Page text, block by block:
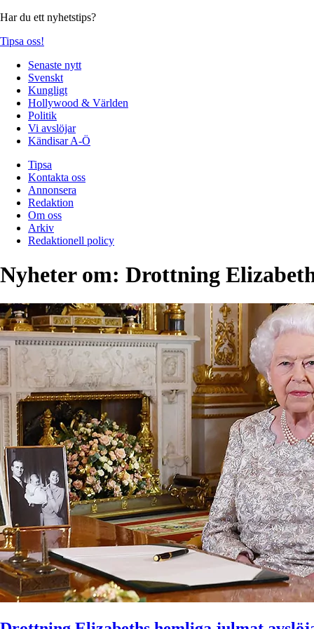
Har du ett nyhetstips?
Tipsa oss!
Senaste nytt
Svenskt
Kungligt
Hollywood & Världen
Politik
Vi avslöjar
Kändisar A-Ö
Tipsa
Kontakta oss
Annonsera
Redaktion
Om oss
Arkiv
Redaktionell policy
Nyheter om: Drottning